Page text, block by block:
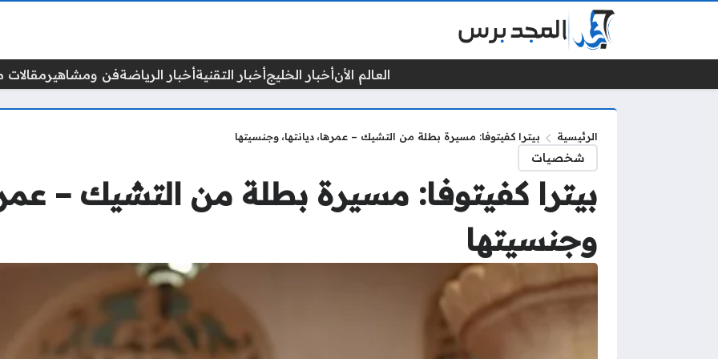
العالم الأنأخبار الخليجأخبار التقنيةأخبار الرياضةفن ومشاهيرمقالات
الرئيسية بيترا كفيتوفا: مسيرة بطلة من التشيك – عمرها، ديانتها، وجنسيتها
شخصيات
بيترا كفيتوفا: مسيرة بطلة من التشيك –
وجنسيتها